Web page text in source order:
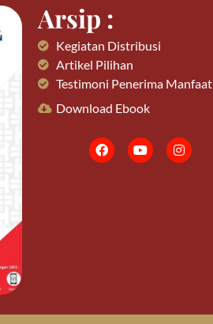
Arsip :
Kegiatan Distribusi
Artikel Pilihan
Testimoni Penerima Manfaat
Download Ebook